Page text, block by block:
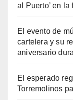
al Puerto’ en la
El evento de
cartelera y su
aniversario
El esperado
Torremolinos